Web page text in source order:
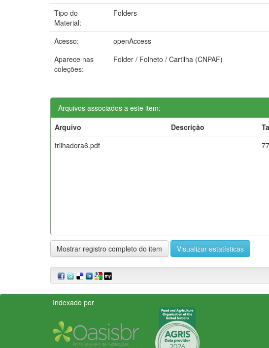
Tipo do
Material:
Folders
Acesso:
openAccess
Aparece nas
coleções:
Folder / Folheto / Cartilha (CNPAF)
Arquivos associados a este item:
Arquivo
Descrição
trilhadora6.pdf
Mostrar registro completo do item Visualizar estatísticas
Indexado por